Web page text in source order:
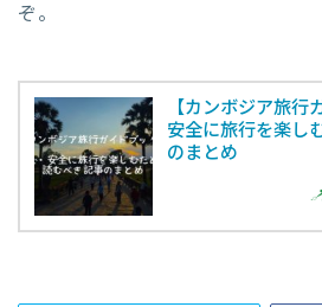
ぞ。
【カンボジア旅行
安全に旅行を楽し
のまとめ